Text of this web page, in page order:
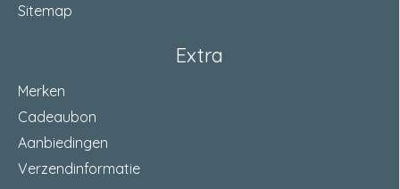
Sitemap
Extra
Merken
Cadeaubon
Aanbiedingen
Verzendinformatie